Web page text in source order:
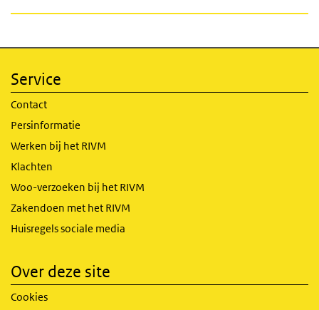
Service
Contact
Persinformatie
Werken bij het RIVM
Klachten
Woo-verzoeken bij het RIVM
Zakendoen met het RIVM
Huisregels sociale media
Over deze site
Cookies